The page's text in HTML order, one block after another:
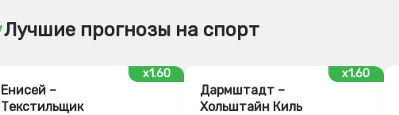
Лучшие прогнозы на спорт
x1.60
Енисей –
Текстильщик
x1.60
Дармштадт –
Хольштайн Киль